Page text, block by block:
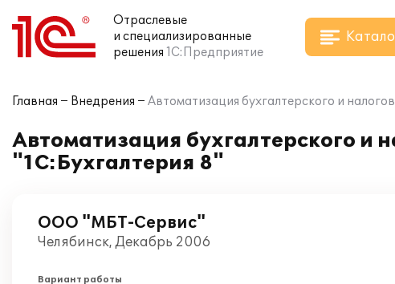
Отраслевые
и специализированные
решения 1С:Предприятие
Главная Внедрения Автоматизация бухгалтерского и
Автоматизация бухгалтерского
"1С:Бухгалтерия 8"
ООО "МБТ-Сервис"
Челябинск, Декабрь 2006
Вариант работы